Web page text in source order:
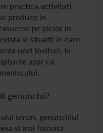
practica activitati
produce in
pe picior in
si situatii in care
unei lovituri. In
apar ca
genunchii?
uman, genunchiul
si mai folosita